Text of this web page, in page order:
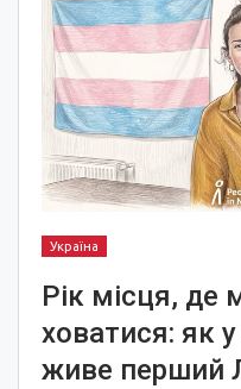
Україна
Рік місця, де
ховатися: як
живе перший